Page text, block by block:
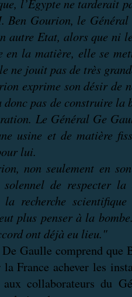
l’Egypte ne tarderait
Ben Gourion, le
autre Etat, alors que ni
en la matière, elle se
ne jouit pas de très
exprime son désir de
donc pas de construire la
Le Général Ge
usine et de matière
lui.
non seulement en
solennel de respecter
recherche
plus penser à la
ont déjà eu lieu."
Gaulle comprend que
France achever les
aux collaborateurs du